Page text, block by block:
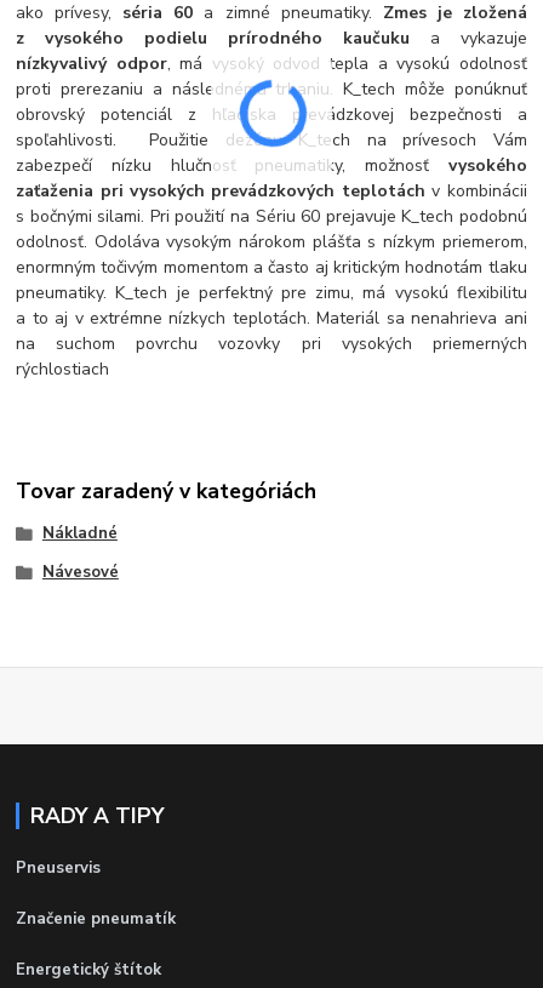
ako prívesy, séria 60 a zimné pneumatiky. Zmes je zložená
z vysokého podielu prírodného kaučuku a vykazuje
nízkyvalivý odpor, má vysoký odvod tepla a vysokú odolnosť
proti prerezaniu a následnému trhaniu. K_tech môže ponúknuť
obrovský potenciál z hľadiska prevádzkovej bezpečnosti a
spoľahlivosti. Použitie dezénu K_tech na prívesoch Vám
zabezpečí nízku hlučnosť pneumatiky, možnosť vysokého
zaťaženia pri vysokých prevádzkových teplotách v kombinácii
s bočnými silami. Pri použití na Sériu 60 prejavuje K_tech podobnú
odolnosť. Odoláva vysokým nárokom plášťa s nízkym priemerom,
enormným točivým momentom a často aj kritickým hodnotám tlaku
pneumatiky. K_tech je perfektný pre zimu, má vysokú flexibilitu
a to aj v extrémne nízkych teplotách. Materiál sa nenahrieva ani
na suchom povrchu vozovky pri vysokých priemerných
rýchlostiach
Tovar zaradený v kategóriách
Nákladné
Návesové
RADY A TIPY
Pneuservis
Značenie pneumatík
Energetický štítok